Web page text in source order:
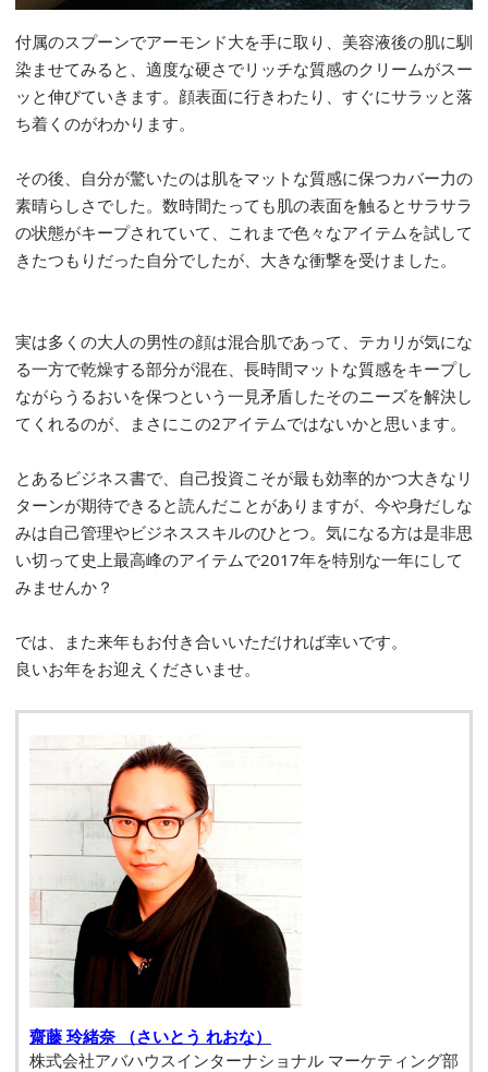
付属のスプーンでアーモンド大を手に取り、美容液後の肌に馴
染ませてみると、適度な硬さでリッチな質感のクリームがスー
ッと伸びていきます。顔表面に行きわたり、すぐにサラッと落
ち着くのがわかります。
その後、自分が驚いたのは肌をマットな質感に保つカバー力の
素晴らしさでした。数時間たっても肌の表面を触るとサラサラ
の状態がキープされていて、これまで色々なアイテムを試して
きたつもりだった自分でしたが、大きな衝撃を受けました。
実は多くの大人の男性の顔は混合肌であって、テカリが気にな
る一方で乾燥する部分が混在、長時間マットな質感をキープし
ながらうるおいを保つという一見矛盾したそのニーズを解決し
てくれるのが、まさにこの2アイテムではないかと思います。
とあるビジネス書で、自己投資こそが最も効率的かつ大きなリ
ターンが期待できると読んだことがありますが、今や身だしな
みは自己管理やビジネススキルのひとつ。気になる方は是非思
い切って史上最高峰のアイテムで2017年を特別な一年にして
みませんか？
では、また来年もお付き合いいただければ幸いです。
良いお年をお迎えくださいませ。
齋藤 玲緒奈 （さいとう れおな）
株式会社アバハウスインターナショナル マーケティング部